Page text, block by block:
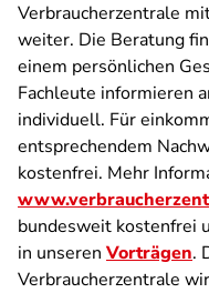
Verbraucherzentrale
weiter. Die Beratung
einem persönlichen
Fachleute informieren
individuell. Für
entsprechendem
kostenfrei. Mehr
bundesweit kostenfrei
in unseren Vorträgen.
Verbraucherzentrale